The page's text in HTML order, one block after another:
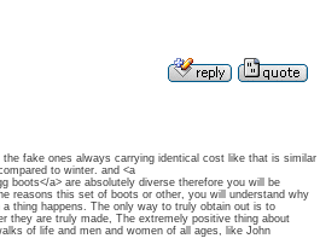
fake ones always carrying identical cost like that is similar
to winter. and <a
boots</a> are absolutely diverse therefore you will be
reasons this set of boots or other, you will understand why
thing happens. The only way to truly obtain out is to
they are truly made, The extremely positive thing about
of life and men and women of all ages, like John